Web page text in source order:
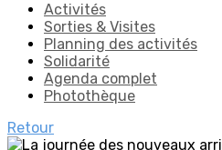
Activités
Sorties & Visites
Planning des activités
Solidarité
Agenda complet
Photothèque
Retour